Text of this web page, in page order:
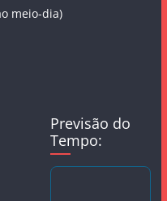
meio-dia)
Previsão do
Tempo: